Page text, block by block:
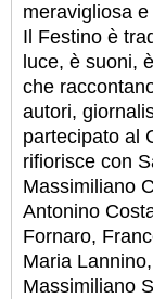
meravigliosa
Il Festino è
luce, è suoni,
che
autori,
partecipato al
rifiorisce con
Massimiliano
Antonino
Fornaro,
Maria
Massimiliano